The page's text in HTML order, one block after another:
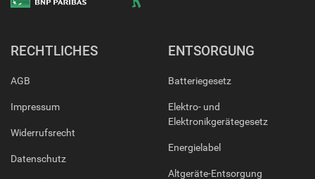
RECHTLICHES
AGB
Impressum
Widerrufsrecht
Datenschutz
ENTSORGUNG
Batteriegesetz
Elektro- und
Elektronikgerätegesetz
Energielabel
Altgeräte-Entsorgung